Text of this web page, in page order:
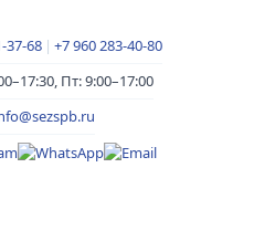
37-68 | +7 960 283-40-80
Пт: 9:00–17:00